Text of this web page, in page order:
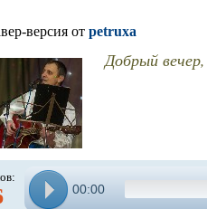
версия от petruxa
Добрый
00:00